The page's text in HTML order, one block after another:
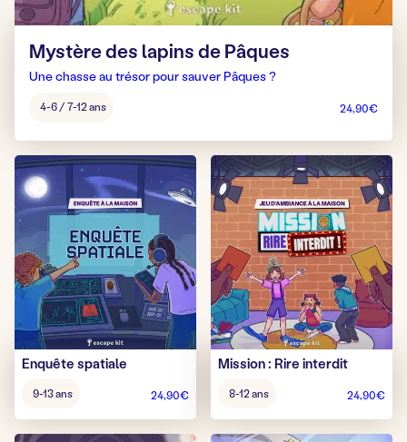
Mystère des lapins de Pâques
Une chasse au trésor pour sauver Pâques ?
pour
:
4-6 / 7-12 ans 24,90€
Enquête spatiale
pour
9-13 ans 24,90€
Mission : Rire interdit
pour
8-12 ans 24,90€